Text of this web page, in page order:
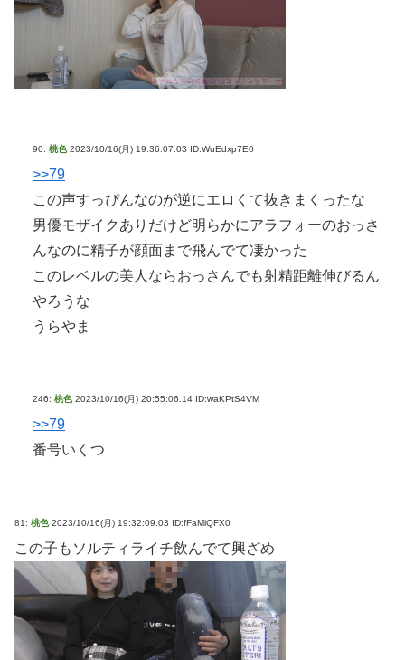
90: 桃色 2023/10/16(月) 19:36:07.03 ID:WuEdxp7E0
>>79
この声すっぴんなのが逆にエロくて抜きまくったな
男優モザイクありだけど明らかにアラフォーのおっさ
んなのに精子が顔面まで飛んでて凄かった
このレベルの美人ならおっさんでも射精距離伸びるん
やろうな
うらやま
246: 桃色 2023/10/16(月) 20:55:06.14 ID:waKPtS4VM
>>79
番号いくつ
81: 桃色 2023/10/16(月) 19:32:09.03 ID:fFaMiQFX0
この子もソルティライチ飲んでて興ざめ